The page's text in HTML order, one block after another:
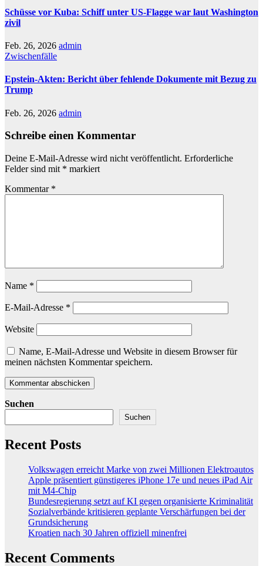
Schüsse vor Kuba: Schiff unter US-Flagge war laut Washington
zivil
Feb. 26, 2026 admin
Zwischenfälle
Epstein-Akten: Bericht über fehlende Dokumente mit Bezug zu
Trump
Feb. 26, 2026 admin
Schreibe einen Kommentar
Deine E-Mail-Adresse wird nicht veröffentlicht. Erforderliche
Felder sind mit * markiert
Kommentar *
Name *
E-Mail-Adresse *
Website
Name, E-Mail-Adresse und Website in diesem Browser für
meinen nächsten Kommentar speichern.
Suchen
Suchen
Recent Posts
Volkswagen erreicht Marke von zwei Millionen Elektroautos
Apple präsentiert günstigeres iPhone 17e und neues iPad Air
mit M4-Chip
Bundesregierung setzt auf KI gegen organisierte Kriminalität
Sozialverbände kritisieren geplante Verschärfungen bei der
Grundsicherung
Kroatien nach 30 Jahren offiziell minenfrei
Recent Comments